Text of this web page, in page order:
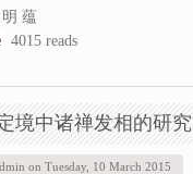
蕴
about 库车佛教及其历史发展
4015 reads
境中诸禅发相的研究
on Tuesday, 10 March 2015